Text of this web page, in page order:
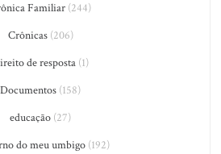
Familiar (244)
Crônicas(206)
de resposta (1)
Documentos (158)
educação (27)
do meu umbigo(192)